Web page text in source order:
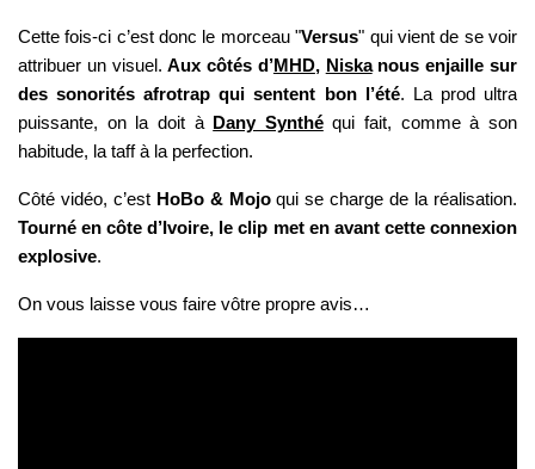
Cette fois-ci c’est donc le morceau "Versus" qui vient de se voir
attribuer un visuel.Aux côtés d’MHD, Niskanous enjaille sur
des sonorités afrotrap qui sentent bon l’été. La prod ultra
puissante, on la doit à
Dany Synthéqui fait, comme à son
habitude, la taff à la perfection.
Côté vidéo, c’est HoBo & Mojoqui se charge de la réalisation.
Tourné en côte d’Ivoire, le clip met en avant cette connexion
explosive.
On vous laisse vous faire vôtre propre avis…